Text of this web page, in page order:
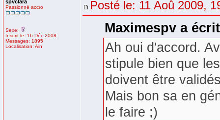
spvclara
Passionné accro
Sexe:
Inscrit le: 16 Déc 2008
Messages: 1895
Localisation: Ain
Posté le: 11 Aoû 2009,
Maximespv a
Ah oui d'accord.
stipule bien que
doivent être
Mais bon sa en
le faire ;)